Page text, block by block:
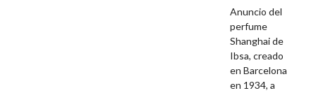
Anuncio del
perfume
Shanghai de
Ibsa, creado
en Barcelona
en 1934, a